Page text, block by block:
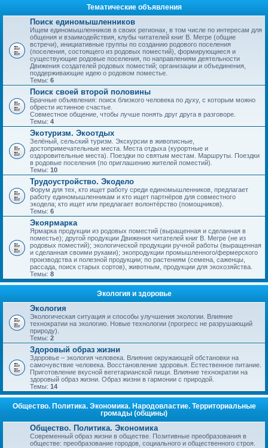
Тематические объявления
Поиск единомышленников
Ищем единомышленников в своих регионах, в том числе по интересам для
общения и взаимодействия, клубы читателей книг В. Мегре (общие
встречи), инициативные группы по созданию родового поселения
(поселения, состоящего из родовых поместий), формирующиеся и
существующие родовые поселения, по направлениям деятельности
Движения создателей родовых поместий; организации и объединения,
поддерживающие идею о родовом поместье.
Темы: 6
Поиск своей второй половины
Брачные объявления: поиск близкого человека по духу, с которым можно
обрести истинное счастье.
Совместное общение, чтобы лучше понять друг друга в разговоре.
Темы: 4
Экотуризм. Экоотдых
Зелёный, сельский туризм. Экскурсии в живописные,
достопримечательные места. Места отдыха (курортные и
оздоровительные места). Поездки по святым местам. Маршруты. Поездки
в родовые поселения (по приглашению жителей поместий).
Темы: 10
Трудоустройство. Экодело
Форум для тех, кто ищет работу среди единомышленников, предлагает
работу единомышленникам и кто ищет партнёров для совместного
экодела; кто ищет или предлагает волонтёрство (помощников).
Темы: 6
Экоярмарка
Ярмарка продукции из родовых поместий (выращенная и сделанная в
поместье); другой продукции Движения читателей книг В. Мегре (не из
родовых поместий); экологической продукции ручной работы (выращенная
и сделанная своими руками); экопродукции промышленного/фермерского
производства и полезной продукции; по растениям (семена, саженцы,
рассада, поиск старых сортов), животным, продукции для экохозяйства.
Темы: 8
Экология и здоровье
Экология
Экологическая ситуация и способы улучшения экологии. Влияние
технократии на экологию. Новые технологии (прогресс не разрушающий
природу).
Темы: 2
Здоровый образ жизни
Здоровье – экология человека. Влияние окружающей обстановки на
самочувствие человека. Восстановление здоровья. Естественное питание.
Приготовление вкусной вегетарианской пищи. Влияние технократии на
здоровый образ жизни. Образ жизни в гармонии с природой.
Темы: 14
Общество. Политика. Экономика. Народовластие. Территориальные
громады (общины)
Общество. Политика. Экономика
Современный образ жизни в обществе. Позитивные преобразования в
обществе: преобразование городов, социального и общественного строя.